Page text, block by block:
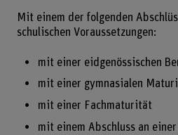
Mit einem der folgenden
schulischen Voraussetzungen:
mit einer eidgenössischen
mit einer gymnasialen
mit einer Fachmaturität
mit einem Abschluss an